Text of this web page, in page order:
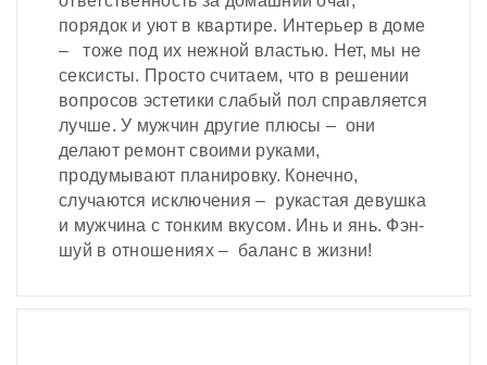
порядок и уют в квартире. Интерьер в доме
– тоже под их нежной властью. Нет, мы не
сексисты. Просто считаем, что в решении
вопросов эстетики слабый пол справляется
лучше. У мужчин другие плюсы – они
делают ремонт своими руками,
продумывают планировку. Конечно,
случаются исключения – рукастая девушка
и мужчина с тонким вкусом. Инь и янь. Фэн-
шуй в отношениях – баланс в жизни!